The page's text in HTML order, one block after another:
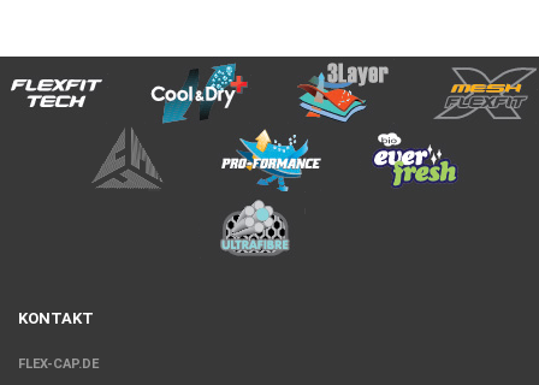
KONTAKT
FLEX-CAP.DE